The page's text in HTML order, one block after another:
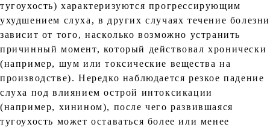
тугоухость) характеризуются прогрессирующим
ухудшением слуха, в других случаях течение болезни
зависит от того, насколько возможно устранить
причинный момент, который действовал хронически
(например, шум или токсические вещества на
производстве). Нередко наблюдается резкое падение
слуха под влиянием острой интоксикации
(например, хинином), после чего развившаяся
тугоухость может оставаться более или менее